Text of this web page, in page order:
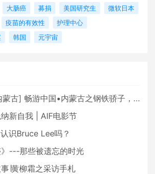
大肠癌 募捐 美国研究生
微软日本
疫苗的有效性
护理中心
韩国 元宇宙
蒙古] 畅游中国•内蒙古之钢铁骄子，魅力包头
新自我 | AIF电影节
识Bruce Lee吗？
》---那些被遗忘的时光
∣黄柳霜之采访手札